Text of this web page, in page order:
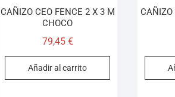
CAÑIZO CEO FENCE 2 X 3 M
CHOCO
79,45 €
Añadir al carrito
CAÑIZO